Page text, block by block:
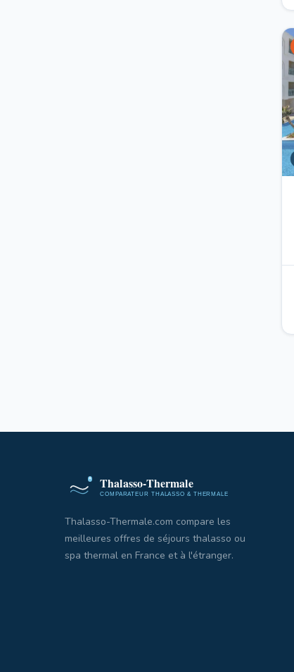
Thalasso-Thermale.com compare les
meilleures offres de séjours thalasso ou
spa thermal en France et à l'étranger.